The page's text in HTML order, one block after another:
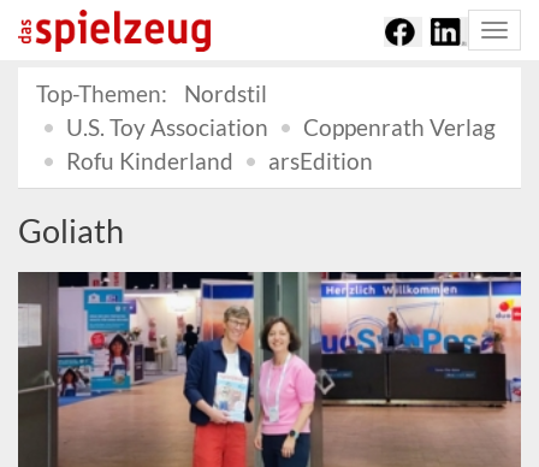
Top-Themen:
Nordstil
U.S. Toy Association
Coppenrath Verlag
Rofu Kinderland
arsEdition
Goliath